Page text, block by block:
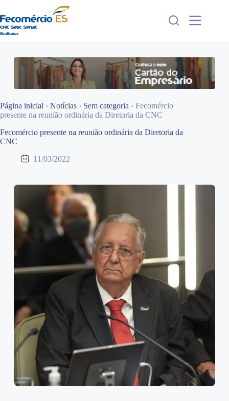
para
o
conteúdo
Página inicial › Notícias › Sem categoria › Fecomércio
presente na reunião ordinária da Diretoria da CNC
Fecomércio presente na reunião ordinária da Diretoria da
CNC
11/03/2022